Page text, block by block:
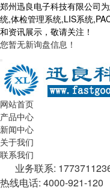
郑州迅良电子科技有限公司
统,体检管理系统,LIS系统
和资讯展示，敬请关注！
您暂无新询盘信息！
网站首页
产品中心
新闻中心
关于我们
联系我们
业务联系:
热线电话: 4000-921-120